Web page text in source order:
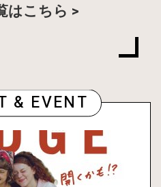
はこちら
& EVENT